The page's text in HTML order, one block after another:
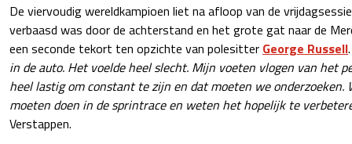
De viervoudig wereldkampioen liet na afloop van de
verbaasd was door de achterstand en het grote gat naar de
een seconde tekort ten opzichte van polesitter George Russell
in de auto. Het voelde heel slecht. Mijn voeten vlogen van het
heel lastig om constant te zijn en dat moeten we onderzoeken.
moeten doen in de sprintrace en weten het hopelijk te
Verstappen.